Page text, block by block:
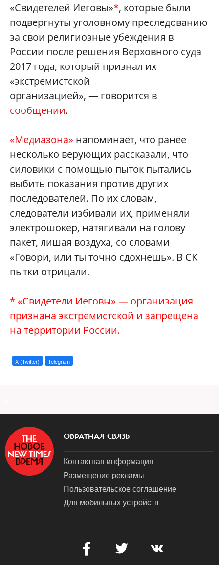
«Свидетелей Иеговы»*, которые были
подвергнуты уголовному преследованию
за свои религиозные убеждения в
России после решения Верховного суда
2017 года, который признал их
«экстремистской
организацией», — говорится в
сообщении.
«Медиазона» напоминает, что ранее
несколько верующих рассказали, что
силовики с помощью пыток пытались
выбить показания против других
последователей. По их словам,
следователи избивали их, применяли
электрошокер, натягивали на голову
пакет, лишая воздуха, со словами
«Говори, или ты точно сдохнешь». В СК
пытки отрицали.
* «Свидетели Иеговы» — организация
признана экстремистской и запрещена
на территории России.
X (Twitter) Telegram
ОБРАТНАЯ СВЯЗЬ
Контактная информация
Размещение рекламы
Пользовательское соглашение
Для мобильных устройств